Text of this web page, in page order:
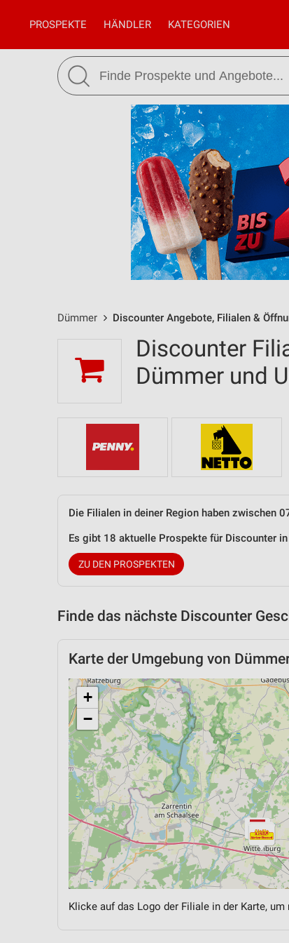
PROSPEKTE HÄNDLER KATEGORIEN
Dümmer Discounter Angebote, Filialen &
Discounter
Dümmer und
Die Filialen in deiner Region haben zwischen
Es gibt 18 aktuelle Prospekte für Discounter
ZU DEN PROSPEKTEN
Finde das nächste Discounter
Karte der Umgebung von
+
−
Klicke auf das Logo der Filiale in der Karte,